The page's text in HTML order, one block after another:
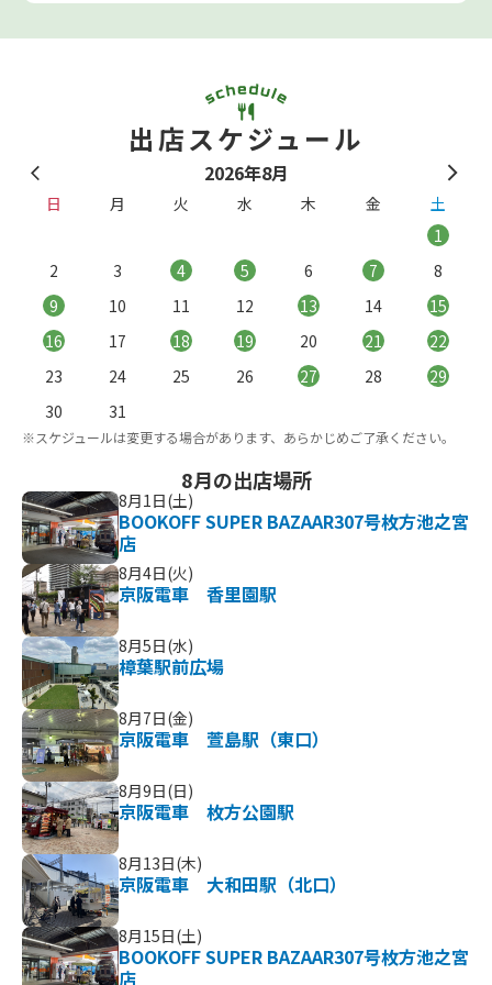
出店スケジュール
2026年8月
日 月 火 水 木 金
土
1
2
3 4 5 6 7
8
9
10 11 12 13 14
15
16
17 18 19 20 21
22
23
24 25 26 27 28
29
30
31
※スケジュールは変更する場合があります、あらかじめご了承ください。
8月の出店場所
8月1日(土)
BOOKOFF SUPER BAZAAR307号枚方池之宮
店
8月4日(火)
京阪電車 香里園駅
8月5日(水)
樟葉駅前広場
8月7日(金)
京阪電車 萱島駅（東口）
8月9日(日)
京阪電車 枚方公園駅
8月13日(木)
京阪電車 大和田駅（北口）
8月15日(土)
BOOKOFF SUPER BAZAAR307号枚方池之宮
店